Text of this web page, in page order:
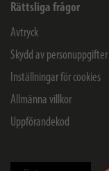
Rättsliga frågor
Avtryck
Skydd av personuppgifter
Inställningar för cookies
Allmänna villkor
Uppförandekod